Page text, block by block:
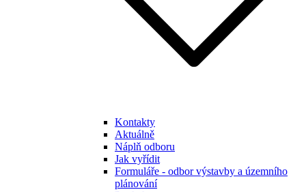
Kontakty
Aktuálně
Náplň odboru
Jak vyřídit
Formuláře - odbor výstavby a územního
plánování